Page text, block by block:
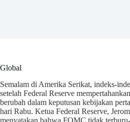
Global
Semalam di Amerika Serikat, indeks-
setelah Federal Reserve
berubah dalam keputusan kebijakan
hari Rabu. Ketua Federal Reserve,
menyatakan bahwa FOMC tidak